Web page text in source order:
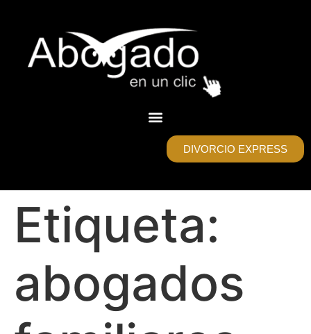
DIVORCIO EXPRESS
Etiqueta:
abogados